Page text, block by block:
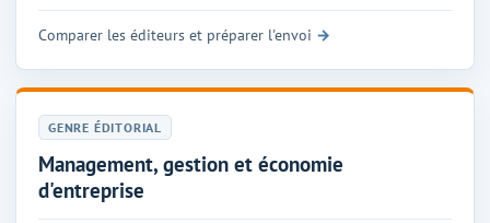
Comparer les éditeurs et préparer l'envoi
GENRE ÉDITORIAL
Management, gestion et économie
d'entreprise